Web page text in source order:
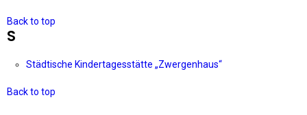
Back to top
S
Städtische Kindertagesstätte „Zwergenhaus“
Back to top